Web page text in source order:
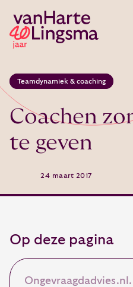
Teamdynamiek & coaching
Coachen
te geven
24 maart 2017
Op deze pagina